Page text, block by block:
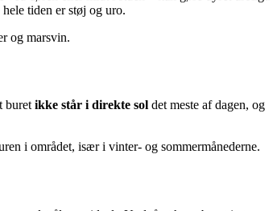
tiden er støj og uro.
og marsvin.
buretikke står i direkte sol det meste af dagen, og
i området, især i vinter- og sommermånederne.